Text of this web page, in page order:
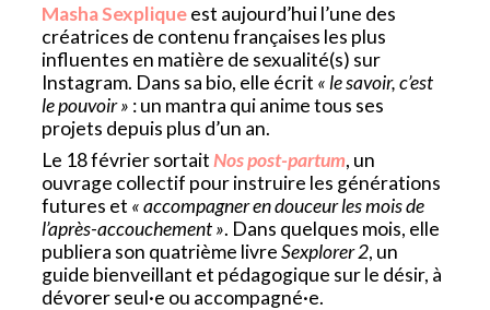
Masha Sexpliqueest aujourd’hui l’une des
créatrices de contenu françaises les plus
influentes en matière de sexualité(s) sur
Instagram. Dans sa bio, elle écrit « le savoir, c’est
le pouvoir » : un mantra qui anime tous ses
projets depuis plus d’un an.
Le 18 février sortaitNos post-partum, un
ouvrage collectif pour instruire les générations
futures et « accompagner en douceur les mois de
l’après-accouchement ». Dans quelques mois, elle
publiera son quatrième livreSexplorer 2, un
guide bienveillant et pédagogique sur le désir, à
dévorer seul·e ou accompagné·e.